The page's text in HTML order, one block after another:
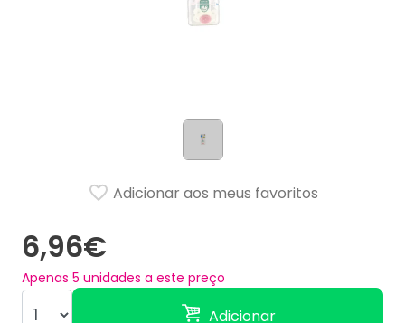
6,96€
Apenas 5 unidades a este preço
Adicionar
Adicionar aos meus favoritos